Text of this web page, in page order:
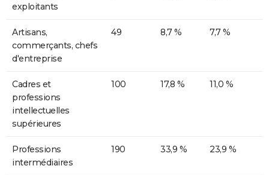
exploitants
Artisans,
commerçants, chefs
d'entreprise
49 8,7 % 7,7 %
Cadres et
professions
intellectuelles
supérieures
100 17,8 % 11,0 %
Professions
intermédiaires
190 33,9 % 23,9 %